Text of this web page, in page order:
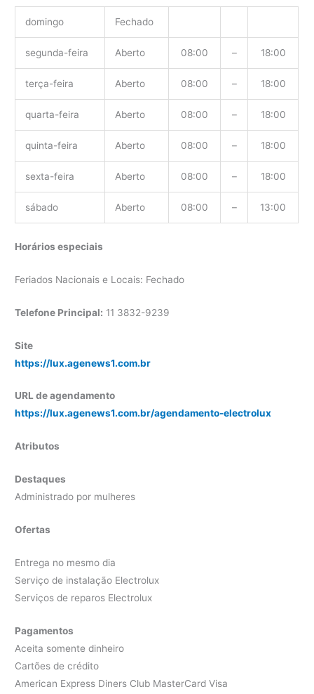
domingo Fechado
segunda-feira Aberto 08:00 – 18:00
terça-feira Aberto 08:00 – 18:00
quarta-feira Aberto 08:00 – 18:00
quinta-feira Aberto 08:00 – 18:00
sexta-feira Aberto 08:00 – 18:00
sábado Aberto 08:00 – 13:00
Horários especiais
Feriados Nacionais e Locais: Fechado
Telefone Principal: 11 3832-9239
Site
https://lux.agenews1.com.br
URL de agendamento
https://lux.agenews1.com.br/agendamento-electrolux
Atributos
Destaques
Administrado por mulheres
Ofertas
Entrega no mesmo dia
Serviço de instalação Electrolux
Serviços de reparos Electrolux
Pagamentos
Aceita somente dinheiro
Cartões de crédito
American Express Diners Club MasterCard Visa